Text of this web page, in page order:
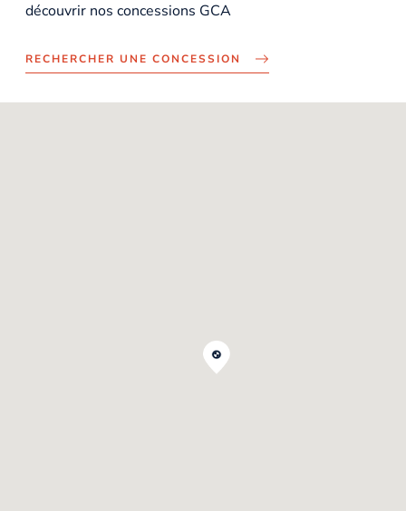
découvrir nos concessions GCA
RECHERCHER UNE CONCESSION